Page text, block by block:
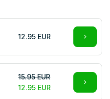
12.95 EUR
15.95 EUR
12.95 EUR